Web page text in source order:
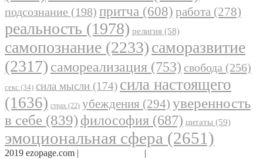
подсознание (198) притча (608) работа (278)
реальность (1978) религия (58)
самопознание (2233)саморазвитие
(2317) самореализация (753) свобода (256)
секс (34) сила мысли (174) сила настоящего
(1636) страх (22) убеждения (294) уверенность
в себе (839) философия (687) цитаты (59)
эмоциональная сфера (2651)
2019 ezopage.com | |